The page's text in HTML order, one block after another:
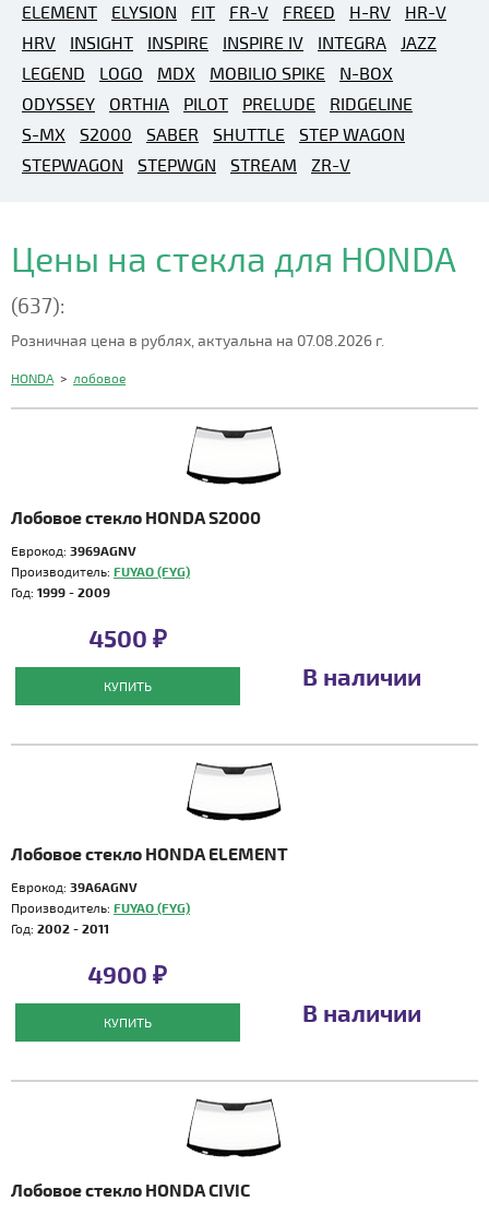
ELEMENT
ELYSION FIT FR-V FREED H-RV
HR-V
HRV
INSIGHT INSPIRE INSPIRE IV INTEGRA
JAZZ
LEGEND
LOGO MDX MOBILIO SPIKE
N-BOX
ODYSSEY
ORTHIA PILOT PRELUDE
RIDGELINE
S-MX
S2000 SABER SHUTTLE
STEP WAGON
STEPWAGON
STEPWGN STREAM ZR-V
Цены на стекла для HONDA
(637):
Розничная цена в рублях, актуальна на 07.08.2026 г.
HONDA > лобовое
Лобовое стекло HONDA S2000
Еврокод: 3969AGNV
Производитель: FUYAO (FYG)
Год: 1999 - 2009
4500 ₽
КУПИТЬ В наличии
Лобовое стекло HONDA ELEMENT
Еврокод: 39A6AGNV
Производитель: FUYAO (FYG)
Год: 2002 - 2011
4900 ₽
КУПИТЬ В наличии
Лобовое стекло HONDA CIVIC